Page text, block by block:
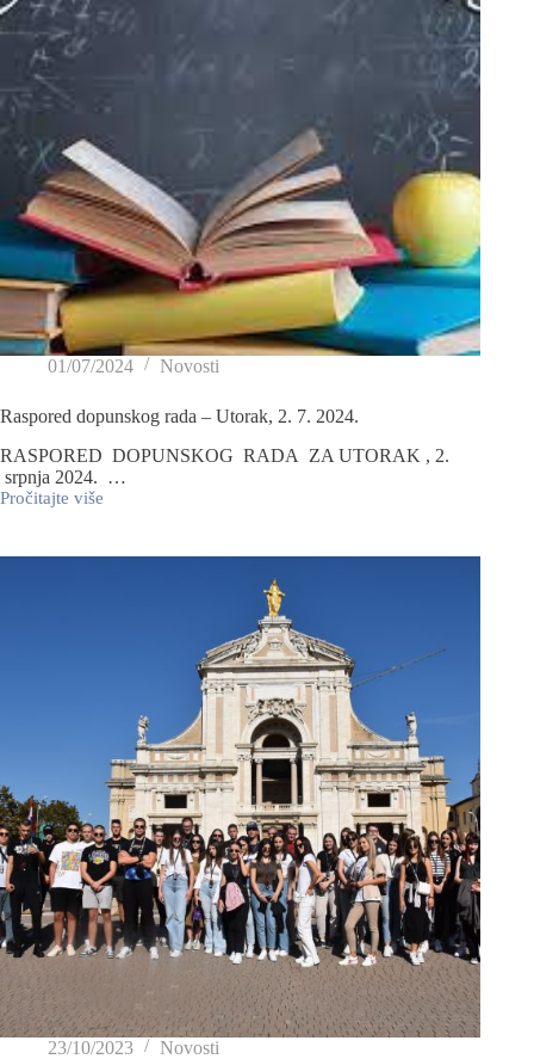
01/07/2024 Novosti
Raspored dopunskog rada – Utorak, 2. 7. 2024.
RASPORED DOPUNSKOG RADA ZA UTORAK , 2.
srpnja 2024. …
Pročitajte više
23/10/2023 Novosti